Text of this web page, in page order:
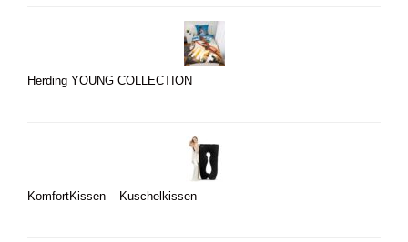
Herding YOUNG COLLECTION
KomfortKissen – Kuschelkissen